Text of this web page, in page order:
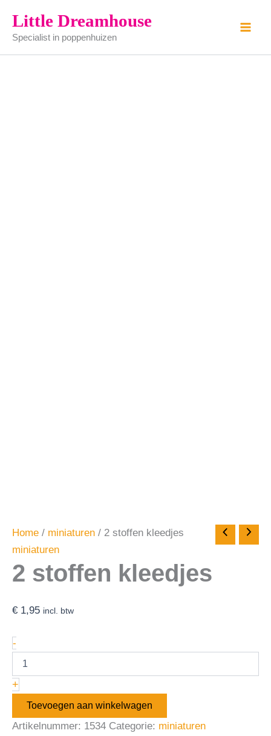
naar
inhoud
Little Dreamhouse
Specialist in poppenhuizen
Home / miniaturen / 2 stoffen kleedjes
miniaturen
2 stoffen kleedjes
€ 1,95 incl. btw
-
stoffen
kleedjes
aantal
+
Toevoegen aan winkelwagen
Artikelnummer: 1534 Categorie: miniaturen